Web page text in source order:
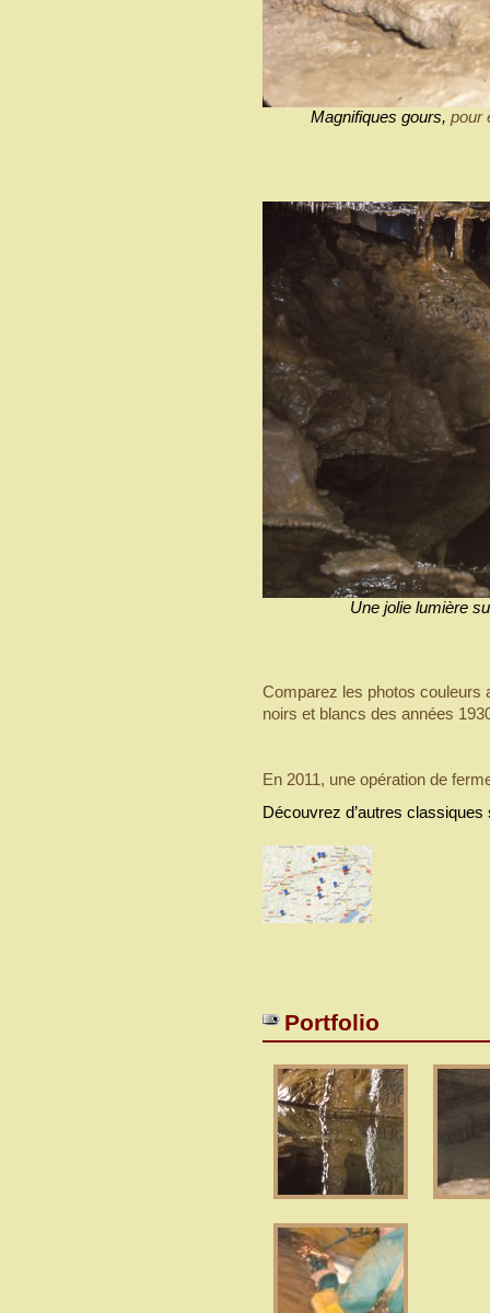
Magnifiques gours, pour
Une jolie lumière
Comparez les photos couleurs
noirs et blancs des années
En 2011, une opération de
Découvrez d’autres
Portfolio